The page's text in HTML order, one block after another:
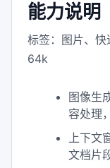
能力说明
标签：图片、
64k
图像生
容处理
上下文
文档片